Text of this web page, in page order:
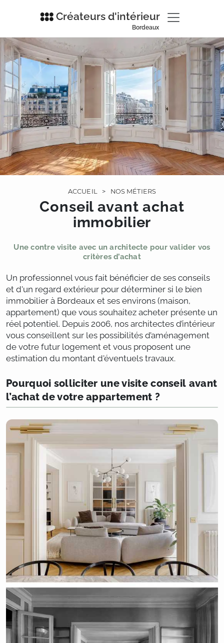
Créateurs d'intérieur
Bordeaux
ACCUEIL > NOS MÉTIERS
Conseil avant achat
immobilier
Une contre visite avec un architecte pour valider vos
critères d’achat
Un professionnel vous fait bénéficier de ses conseils
et d'un regard extérieur pour déterminer si le bien
immobilier à Bordeaux et ses environs (maison,
appartement) que vous souhaitez acheter présente un
réel potentiel. Depuis 2006, nos architectes d’intérieur
vous conseillent sur les possibilités d’aménagement
de votre futur logement et vous proposent une
estimation du montant d'éventuels travaux.
Pourquoi solliciter une visite conseil avant
l’achat de votre appartement ?